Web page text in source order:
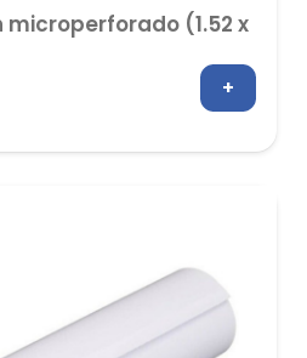
(1.52 x
+